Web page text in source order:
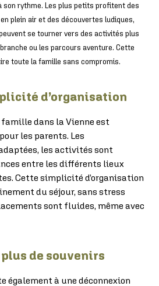
rythme. Les plus petits profitent des
plein air et des découvertes ludiques,
se tourner vers des activités plus
ou les parcours aventure. Cette
toute la famille sans compromis.
d’organisation
dans la Vienne est
les parents. Les
les activités sont
entre les différents lieux
Cette simplicité d’organisation
du séjour, sans stress
sont fluides, même avec
plus de souvenirs
également à une déconnexion